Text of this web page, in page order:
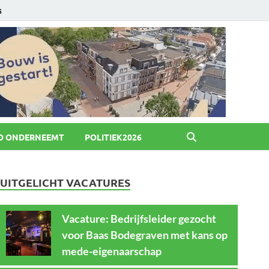
ONDERNEEMT POLITIEK2026
UITGELICHT VACATURES
Vacature: Bedrijfsleider gezocht
voor Baas Bodegraven met kans op
mede-eigenaarschap